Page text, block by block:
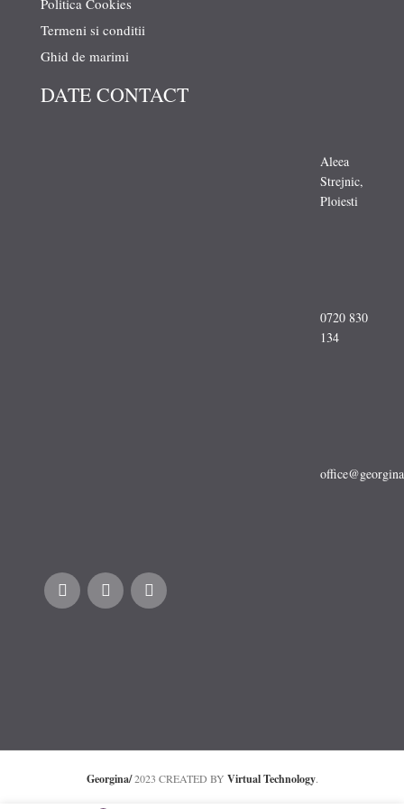
Termeni si conditii
Ghid de marimi
DATE CONTACT
Aleea
Strejnic,
Ploiesti
0720 830
134
Georgina/ 2023 CREATED BY Virtual Technology.